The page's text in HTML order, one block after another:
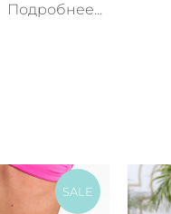
Подробнее...
SALE